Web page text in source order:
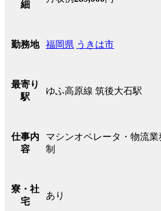
細
勤務地 福岡県 うきは市
最寄り
駅
ゆふ高原線 筑後大石駅
仕事内
容
マシンオペレータ・物流
制
寮・社
宅
あり